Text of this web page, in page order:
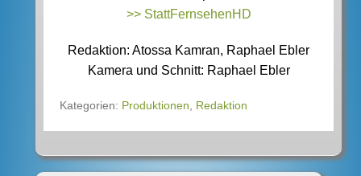
>> StattFernsehenHD
Redaktion: Atossa Kamran, Raphael Ebler
Kamera und Schnitt: Raphael Ebler
Kategorien: Produktionen Redaktion